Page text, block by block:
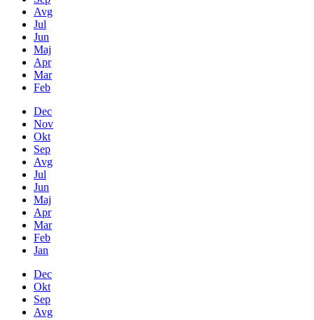
Avg
Jul
Jun
Maj
Apr
Mar
Feb
Dec
Nov
Okt
Sep
Avg
Jul
Jun
Maj
Apr
Mar
Feb
Jan
Dec
Okt
Sep
Avg